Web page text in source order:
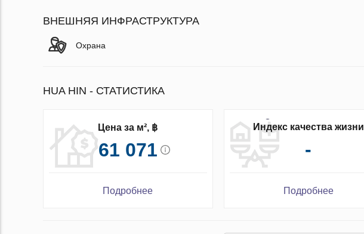
ВНЕШНЯЯ ИНФРАСТРУКТУРА
Охрана
HUA HIN - СТАТИСТИКА
Цена за м², ฿
61 071
Подробнее
Индекс качества жизни
-
Подробнее